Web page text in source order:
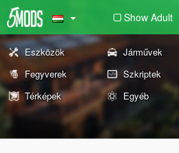
Show Adult
Eszközök Járművek
Fegyverek
Szkriptek
Térképek
Egyéb